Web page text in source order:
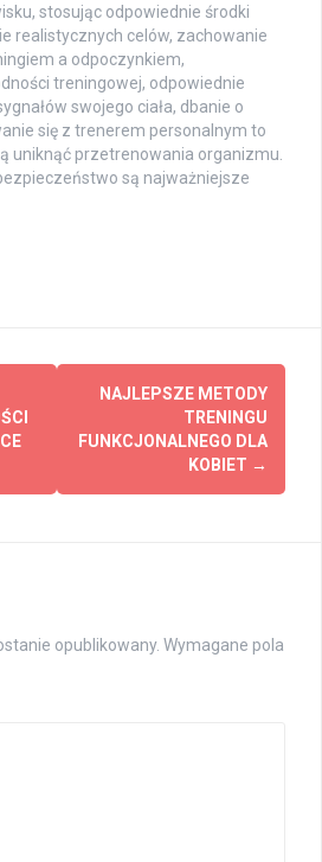
stosując odpowiednie środki
realistycznych celów, zachowanie
a odpoczynkiem,
treningowej, odpowiednie
swojego ciała, dbanie o
się z trenerem personalnym to
uniknąć przetrenowania organizmu.
są najważniejsze
NAJLEPSZE METODY
TRENINGU
FUNKCJONALNEGO DLA
KOBIET →
opublikowany. Wymagane pola